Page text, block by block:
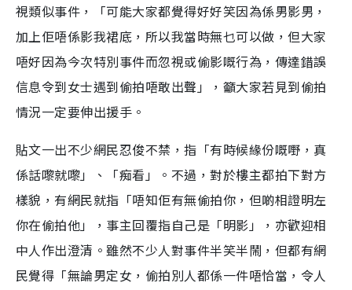
視類似事件，「可能大家都覺得好好笑因為係男影男，
加上佢唔係影我裙底，所以我當時無乜可以做，但大家
唔好因為今次特別事件而忽視或偷影嘅行為，傳達錯誤
信息令到女士遇到偷拍唔敢出聲」，籲大家若見到偷拍
情況一定要伸出援手。
貼文一出不少網民忍俊不禁，指「有時候緣份嘅嘢，真
係話嚟就嚟」、「痴看」。不過，對於樓主都拍下對方
樣貌，有網民就指「唔知佢有無偷拍你，但啲相證明左
你在偷拍他」，事主回覆指自己是「明影」，亦歡迎相
中人作出澄清。雖然不少人對事件半笑半鬧，但都有網
民覺得「無論男定女，偷拍別人都係一件唔恰當，令人